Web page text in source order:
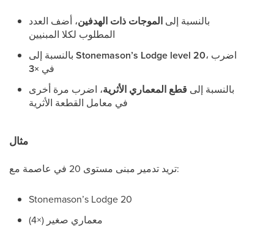
بالنسبة إلى الموجات ذات الهدفين، أضف العدد
المطلوب لكلا المبنيين
Stonemason’s Lodge level 20، اضرب
في ×3
بالنسبة إلى قطع المعماري الأثرية، اضرب مرة أخرى
في معامل القطعة الأثرية
مثال
تريد تدمير مبنى مستوى 20 في عاصمة مع:
Stonemason’s Lodge 20
معماري صغير (×4)